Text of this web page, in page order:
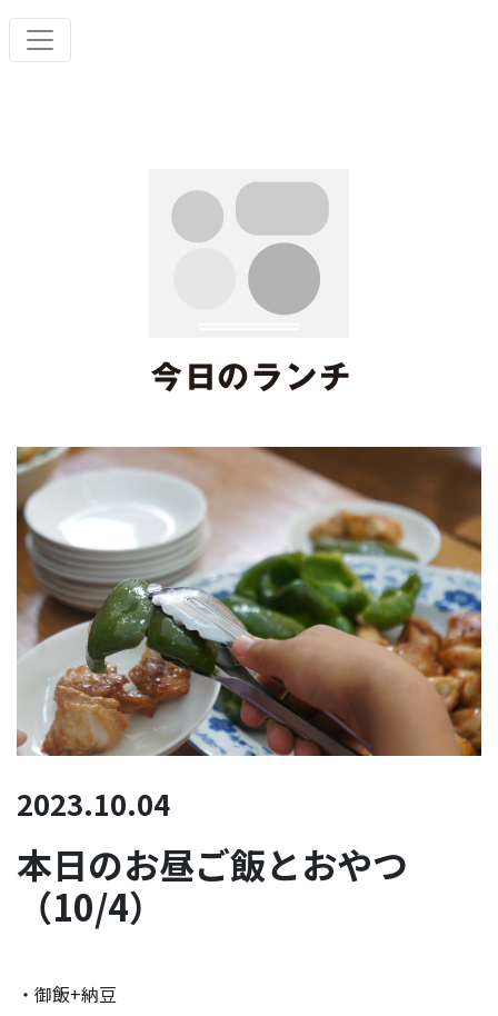
2023.10.04
本日のお昼ご飯とおやつ
（10/4）
・御飯+納豆